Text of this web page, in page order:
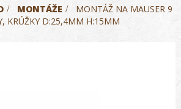
> MONTÁŽE >
MONTÁŽ NA MAUSER 9
KRÚŽKY D:25,4MM H:15MM